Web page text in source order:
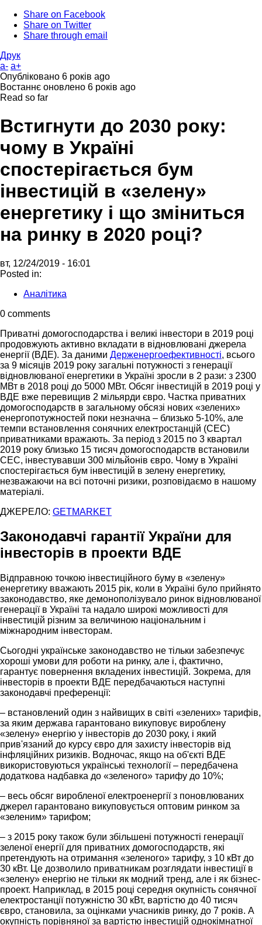
Share on Facebook
Share on Twitter
Share through email
Друк
a- a+
Опубліковано 6 років ago
Востаннє оновлено 6 років ago
Read so far
Встигнути до 2030 року:
чому в Україні
спостерігається бум
інвестицій в «зелену»
енергетику і що зміниться
на ринку в 2020 році?
вт, 12/24/2019 - 16:01
Posted in:
Аналітика
0 comments
Приватні домогосподарства і великі інвестори в 2019 році
продовжують активно вкладати в відновлювані джерела
енергії (ВДЕ). За даними Держенергоефективності, всього
за 9 місяців 2019 року загальні потужності з генерації
відновлюваної енергетики в Україні зросли в 2 рази: з 2300
МВт в 2018 році до 5000 МВт. Обсяг інвестицій в 2019 році у
ВДЕ вже перевищив 2 мільярди євро. Частка приватних
домогосподарств в загальному обсязі нових «зелених»
енергопотужностей поки незначна – близько 5-10%, але
темпи встановлення сонячних електростанцій (СЕС)
приватниками вражають. За період з 2015 по 3 квартал
2019 року близько 15 тисяч домогосподарств встановили
СЕС, інвестувавши 300 мільйонів євро. Чому в Україні
спостерігається бум інвестицій в зелену енергетику,
незважаючи на всі поточні ризики, розповідаємо в нашому
матеріалі.
ДЖЕРЕЛО: GETMARKET
Законодавчі гарантії України для
інвесторів в проекти ВДЕ
Відправною точкою інвестиційного буму в «зелену»
енергетику вважають 2015 рік, коли в Україні було прийнято
законодавство, яке демонополізувало ринок відновлюваної
генерації в Україні та надало широкі можливості для
інвестицій різним за величиною національним і
міжнародним інвесторам.
Сьогодні українське законодавство не тільки забезпечує
хороші умови для роботи на ринку, але і, фактично,
гарантує повернення вкладених інвестицій. Зокрема, для
інвесторів в проекти ВДЕ передбачаються наступні
законодавчі преференції:
– встановлений один з найвищих в світі «зелених» тарифів,
за яким держава гарантовано викуповує вироблену
«зелену» енергію у інвесторів до 2030 року, і який
прив'язаний до курсу євро для захисту інвесторів від
інфляційних ризиків. Водночас, якщо на об'єкті ВДЕ
використовуються українські технології – передбачена
додаткова надбавка до «зеленого» тарифу до 10%;
– весь обсяг виробленої електроенергії з поновлюваних
джерел гарантовано викуповується оптовим ринком за
«зеленим» тарифом;
– з 2015 року також були збільшені потужності генерації
зеленої енергії для приватних домогосподарств, які
претендують на отримання «зеленого» тарифу, з 10 кВт до
30 кВт. Це дозволило приватникам розглядати інвестиції в
«зелену» енергію не тільки як модний тренд, але і як бізнес-
проект. Наприклад, в 2015 році середня окупність сонячної
електростанції потужністю 30 кВт, вартістю до 40 тисяч
євро, становила, за оцінками учасників ринку, до 7 років. А
окупність порівняної за вартістю інвестицій однокімнатної